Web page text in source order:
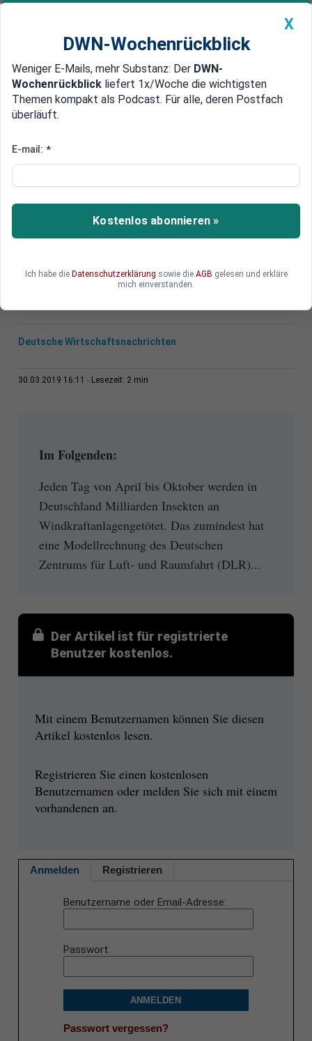
Newsticker MEIN DWN: Geldanlage Premium
Edelmetalle DWN-Magazin China
Neue Studie
Windkraftanlagen töten täglich
Milliarden Insekten
Windkraftanlagen können für Vögel und
schaffen machen, haben Experten errechnet.
Deutsche Wirtschaftsnachrichten
30.03.2019 16:11 Lesezeit: 2 min
Im Folgenden:
Jeden Tag von April bis Oktober werden in
Deutschland Milliarden Insekten an
Windkraftanlagengetötet. Das zumindest hat
eine Modellrechnung des Deutschen
Zentrums für Luft- und Raumfahrt (DLR)...
Der Artikel ist für registrierte
Benutzer kostenlos.
Mit einem Benutzernamen können Sie diesen
Artikel kostenlos lesen.
Registrieren Sie einen kostenlosen
Benutzernamen oder melden Sie sich mit einem
vorhandenen an.
Anmelden Registrieren
Benutzername oder Email-Adresse
Passwort
ANMELDEN
Passwort vergessen?
X
DWN-Wochenrückblick
Weniger E-Mails, mehr Substanz: Der DWN-
Wochenrückblick liefert 1x/Woche die wichtigsten
Themen kompakt als Podcast. Für alle, deren Postfach
überläuft.
E-mail: *
Kostenlos abonnieren »
Ich habe die Datenschutzerklärung sowie die AGB gelesen und erkläre
mich einverstanden.